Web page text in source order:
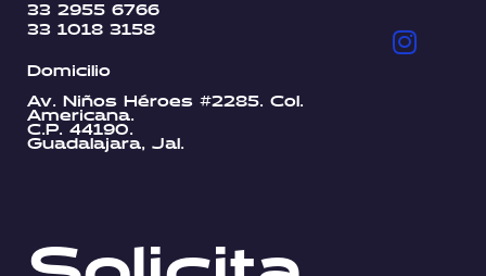
33 2955 6766
33 1018 3158
Domicilio
Av. Niños Héroes #2285. Col.
Americana.
C.P. 44190.
Guadalajara, Jal.
Solicita